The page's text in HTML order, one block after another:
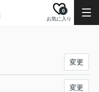
お気に入り
0
変更
変更